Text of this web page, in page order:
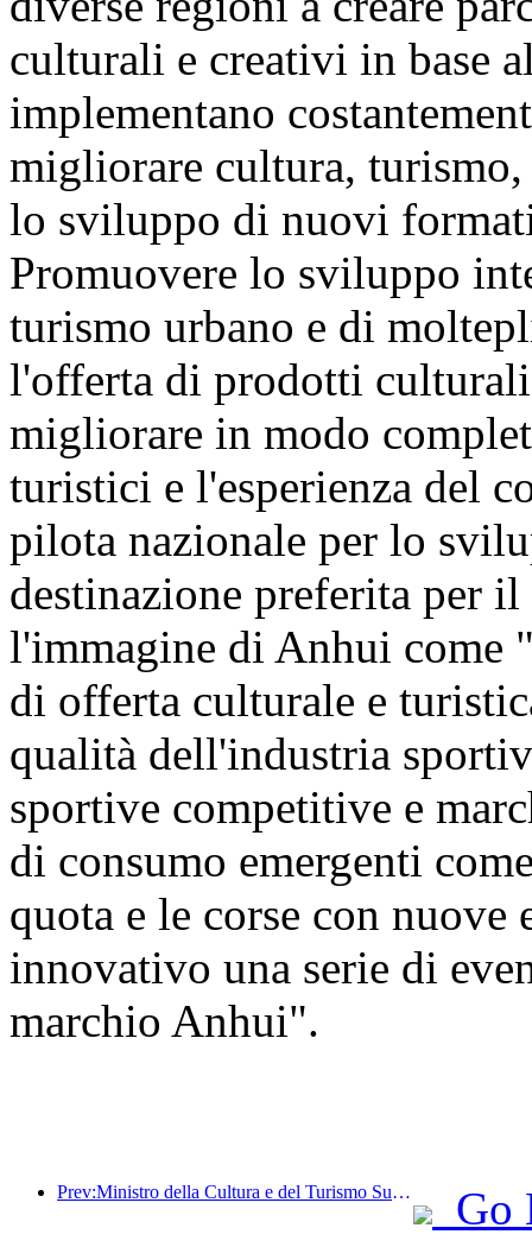
culturali e creativi in base
implementano
migliorare cultura, turismo,
lo sviluppo di nuovi
Promuovere lo sviluppo
turismo urbano e di
l'offerta di prodotti
migliorare in modo
turistici e l'esperienza del
pilota nazionale per lo
destinazione preferita per
l'immagine di Anhui come
di offerta culturale e
qualità dell'industria
sportive competitive e
di consumo emergenti
quota e le corse con nuove
innovativo una serie di
marchio Anhui".
Prev:Ministro della Cultura e del Turismo Sun Yeli: Promuovere la costruzione di un polo turistico e arricchire l'offerta di prodotti turistici di alta qualità.
Go